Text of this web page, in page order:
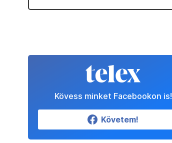
Kövess minket Facebookon is!
Követem!